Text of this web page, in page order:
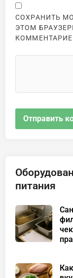
СОХРАНИТЬ
ЭТОМ
питания